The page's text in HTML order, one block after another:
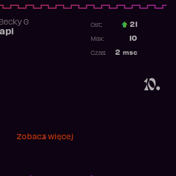
10.
Becky G Ost.: 21
10
Max:
2 msc
Czas:
Zobacz więcej